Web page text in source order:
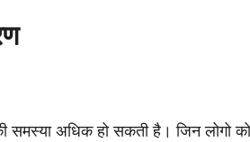
अधिक हो सकती है। जिन लोगो को